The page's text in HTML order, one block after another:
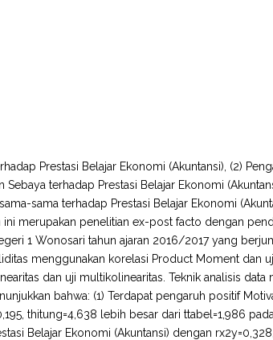
Prestasi Belajar Ekonomi (Akuntansi), (2)
terhadap Prestasi Belajar Ekonomi
sama terhadap Prestasi Belajar Ekonomi
ini merupakan penelitian ex-post facto dengan
1 Wonosari tahun ajaran 2016/2017 yang
menggunakan korelasi Product Moment dan
dan uji multikolinearitas. Teknik analisis data
bahwa: (1) Terdapat pengaruh positif
thitung=4,638 lebih besar dari ttabel=1,986
Belajar Ekonomi (Akuntansi) dengan